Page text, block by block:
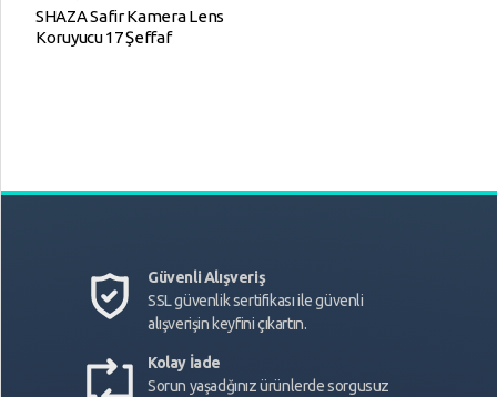
SHAZA Safir Kamera Lens
Koruyucu 17 Şeffaf
Güvenli Alışveriş
SSL güvenlik sertifikası ile güvenli
alışverişin keyfini çıkartın.
Kolay İade
Sorun yaşadğınız ürünlerde sorgusuz